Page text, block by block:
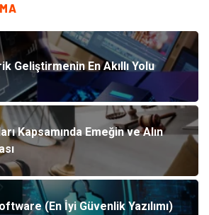
Geliştirmenin En Akıllı Yolu
Kapsamında Emeğin ve Alın
(En İyi Güvenlik Yazılımı)